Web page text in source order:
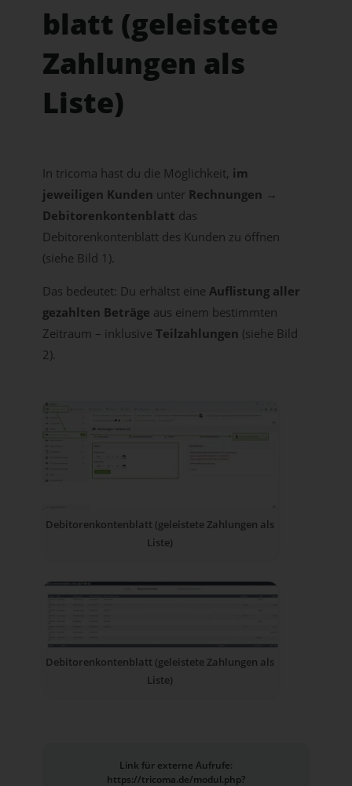
blatt (geleistete
Zahlungen als
Liste)
In tricoma hast du die Möglichkeit, im
jeweiligen Kunden unter Rechnungen →
Debitorenkontenblatt das
Debitorenkontenblatt des Kunden zu öffnen
(siehe Bild 1).
Das bedeutet: Du erhältst eine Auflistung aller
gezahlten Beträge aus einem bestimmten
Zeitraum – inklusive Teilzahlungen (siehe Bild
2).
Debitorenkontenblatt (geleistete Zahlungen als
Liste)
Debitorenkontenblatt (geleistete Zahlungen als
Liste)
Link für externe Aufrufe:
https://tricoma.de/modul.php?